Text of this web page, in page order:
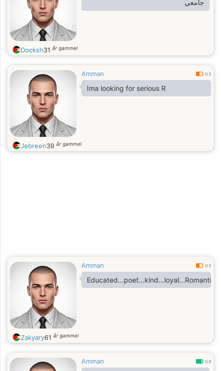
جامعي
Docksh31 år gammel
Amman 0.5
Ima looking for serious R
Jebreen39 år gammel
Amman 0.5
Educated...poet...kind...loyal...Romantic
Zakyary61 år gammel
Amman 0.8